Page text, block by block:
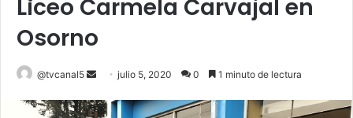
Liceo Carmela Carvajal en
Osorno
@tvcanal5
Send
email
julio 5, 2020 0 1 minuto de lectura